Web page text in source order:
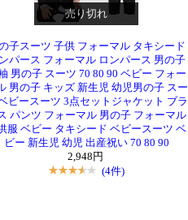
売り切れ
子スーツ 子供 フォーマル タキシード
パース フォーマル ロンパース 男の子
男の子 スーツ 70 80 90 ベビー フォー
男の子 キッズ 新生児 幼児男の子 スー
ビースーツ 3点セットジャケット ブラ
パンツ フォーマル 男の子 フォーマル
服 ベビー タキシード ベビースーツ ベ
ビー 新生児 幼児 出産祝い 70 80 90
2,948円
(4件)